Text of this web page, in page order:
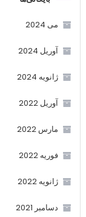
می 2024
آوریل 2024
ژانویه 2024
آوریل 2022
مارس 2022
فوریه 2022
ژانویه 2022
دسامبر 2021